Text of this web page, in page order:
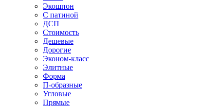
Экошпон
С патиной
ДСП
Стоимость
Дешевые
Дорогие
Эконом-класс
Элитные
Форма
П-образные
Угловые
Прямые